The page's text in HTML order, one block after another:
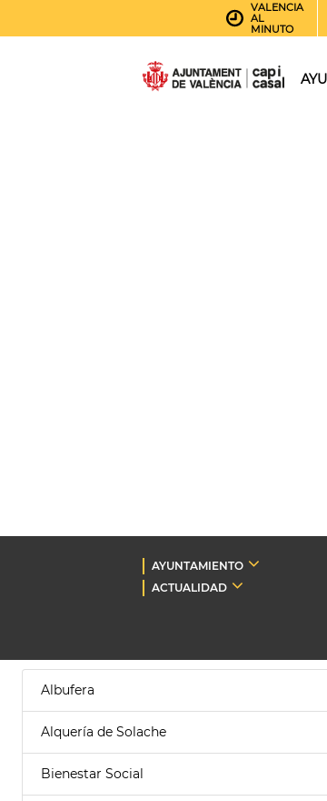
VALENCIA
AL
MINUTO
AYUNTAMIENTO
ACTUALIDAD
Albufera
Alquería de Solache
Bienestar Social